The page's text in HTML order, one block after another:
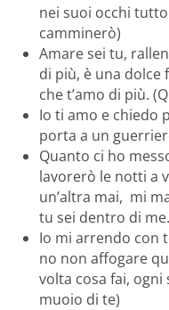
nei suoi occhi
camminerò)
Amare sei tu,
di più, è una dolce
che t’amo di più.
Io ti amo e chiedo
porta a un
Quanto ci ho
lavorerò le notti a
un’altra mai, mi
tu sei dentro di
Io mi arrendo con
no non affogare
volta cosa fai, ogni
muoio di te)